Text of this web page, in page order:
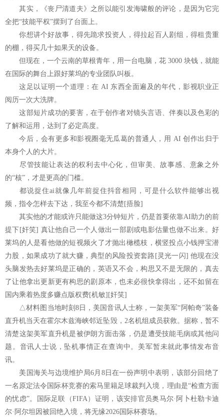
其实，《丧尸清道夫》之所以能引发海啸般的评论，是因为它完
全把“技能平权”摆到了台面上。
你想讲个好故事，得先跪求投资人，得拉起百人剧组，得租贵重
的棚，得买几十如果天的设备。
但现在，一个云南的草根青年，用一台电脑，花 3000 块钱，就能
在国际的舞台上跟好莱坞的专业团队叫板。
这足以证明一个道理：在 AI 东西全面遍及的年代，影视职业正
阅历一次大洗牌。
这部短片成功的要害，在于创作者对镜头言语、伴奏以及色彩的
了解和运用，达到了必定高度。
今后，会有更多和影视圈毫无瓜葛的普通人，用 AI 创作出归于
本身个人的大片。
尽管技能让表达的权利去中心化，但审美、故事感、意象之外
的“核”，才是更高的门槛。
都说捉住ai就像几年前捉住抖音相同，可是什么软件能够出视
频，指令怎样去下达，我至今都不清楚[捂脸]
其实他的才能或许只能做这3分钟短片，仍是首要依靠AI助力的前
提下[奸笑] 真让他自己一个人做出一部剧或电影估量也做不出来。好
莱坞的人是看他做的短视频火了才抛出橄榄枝，横竖投点小钱押宝潜
力股，如果成功了就大赚，典型的风险投资套路[灵光一闪] 他现在没
头脑发热去好莱坞是正确的，英语又不会，构思又不是无限的，真去
了让他拿出更新更有构思的剧原本，也未必很快拿得出，还不如留在
国内乘着热度多赚点版权费[机敏][奸笑]
△材料图当地时刻8日，美国音讯人士称，一架美军“阿帕奇”装备
直升机当天在霍尔木兹海峡邻近坠毁，2名机组成员获救。据称，暂不
清楚这架美军直升机是被伊朗方面击落，仍是遭受技能毛病或其他问
题。音讯人士说，坠机事情正在查询中。美军暂未就此事情发布音
讯。
美国海关与边境维护局6月8日在一份声明中表明，该部分回绝了
一名原定法令国际杯竞赛的索马里籍足球裁判入境，理由是“检查方面
的忧虑”。国际足联（FIFA）证明，该安排官员奥马尔·阿卜杜勒卡迪
尔·阿尔坦因被回绝入境，将无缘2026国际杯赛场。